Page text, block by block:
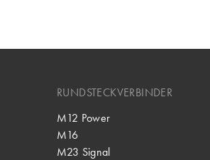
RUNDSTECKVERBINDER
M12 Power
M16
M23 Signal